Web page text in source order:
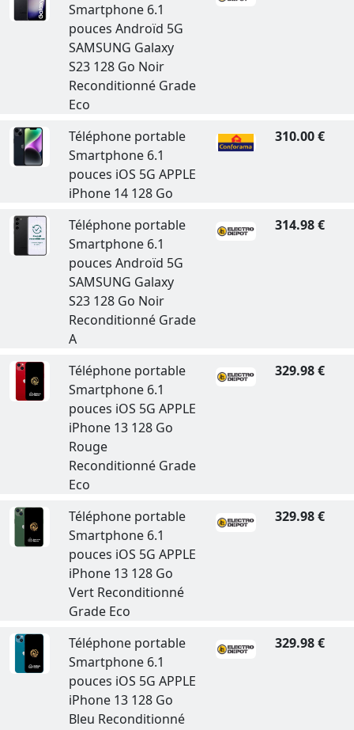
Smartphone 6.1
pouces Androïd 5G
SAMSUNG Galaxy
S23 128 Go Noir
Reconditionné Grade
Eco
Téléphone portable
Smartphone 6.1
pouces iOS 5G APPLE
iPhone 14 128 Go
310.00 €
Téléphone portable
Smartphone 6.1
pouces Androïd 5G
SAMSUNG Galaxy
S23 128 Go Noir
Reconditionné Grade
A
314.98 €
Téléphone portable
Smartphone 6.1
pouces iOS 5G APPLE
iPhone 13 128 Go
Rouge
Reconditionné Grade
Eco
329.98 €
Téléphone portable
Smartphone 6.1
pouces iOS 5G APPLE
iPhone 13 128 Go
Vert Reconditionné
Grade Eco
329.98 €
Téléphone portable
Smartphone 6.1
pouces iOS 5G APPLE
iPhone 13 128 Go
Bleu Reconditionné
329.98 €